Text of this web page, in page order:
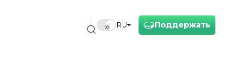
Поддержать
RU